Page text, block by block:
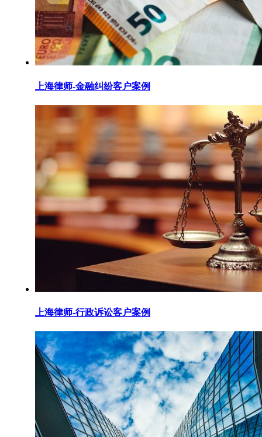
上海律师-金融纠纷客户案例
上海律师-行政诉讼客户案例